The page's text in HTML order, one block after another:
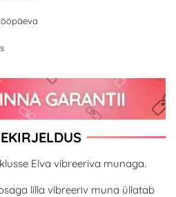
Elva vibreeriva munaga.
lilla vibreeriv muna üllatab